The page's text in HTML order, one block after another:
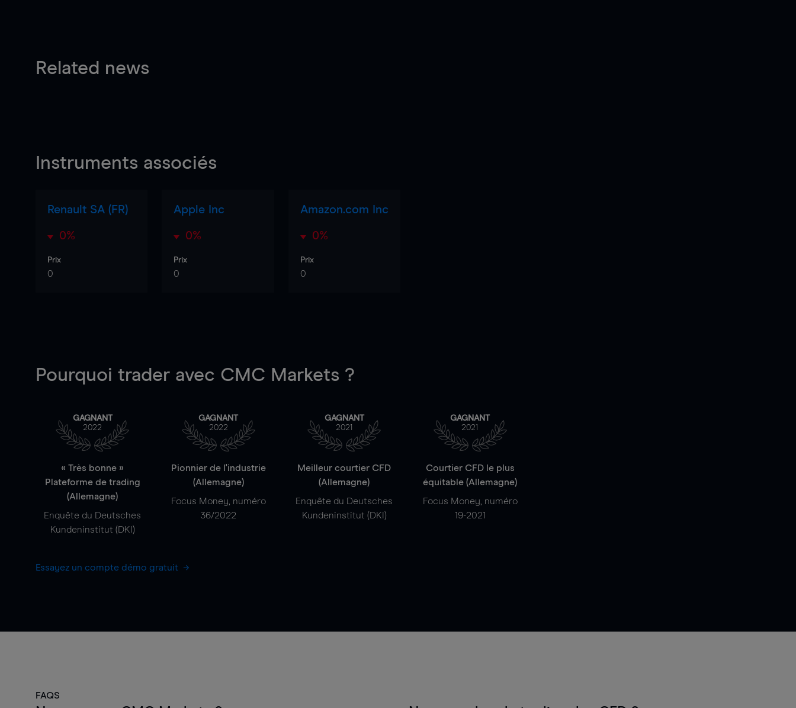
Related news
Instruments associés
Renault SA (FR)
0%
Prix
0
Apple Inc
0%
Prix
0
Amazon.com Inc
0%
Prix
0
Pourquoi trader avec CMC Markets ?
GAGNANT
2022
« Très bonne »
Plateforme de trading
(Allemagne)
Enquête du Deutsches
Kundeninstitut (DKI)
GAGNANT
2022
Pionnier de l'industrie
(Allemagne)
Focus Money, numéro
36/2022
GAGNANT
2021
Meilleur courtier CFD
(Allemagne)
Enquête du Deutsches
Kundeninstitut (DKI)
GAGNANT
2021
Courtier CFD le plus
équitable (Allemagne)
Focus Money, numéro
19-2021
Essayez un compte démo gratuit
FAQS